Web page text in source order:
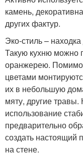
камень,
других фактур.
Эко-стиль –
Такую кухню можно
оранжерею. Помимо
цветами
их в небольшую
мяту, другие
использование
предварительно
создать настоящий
на стене.